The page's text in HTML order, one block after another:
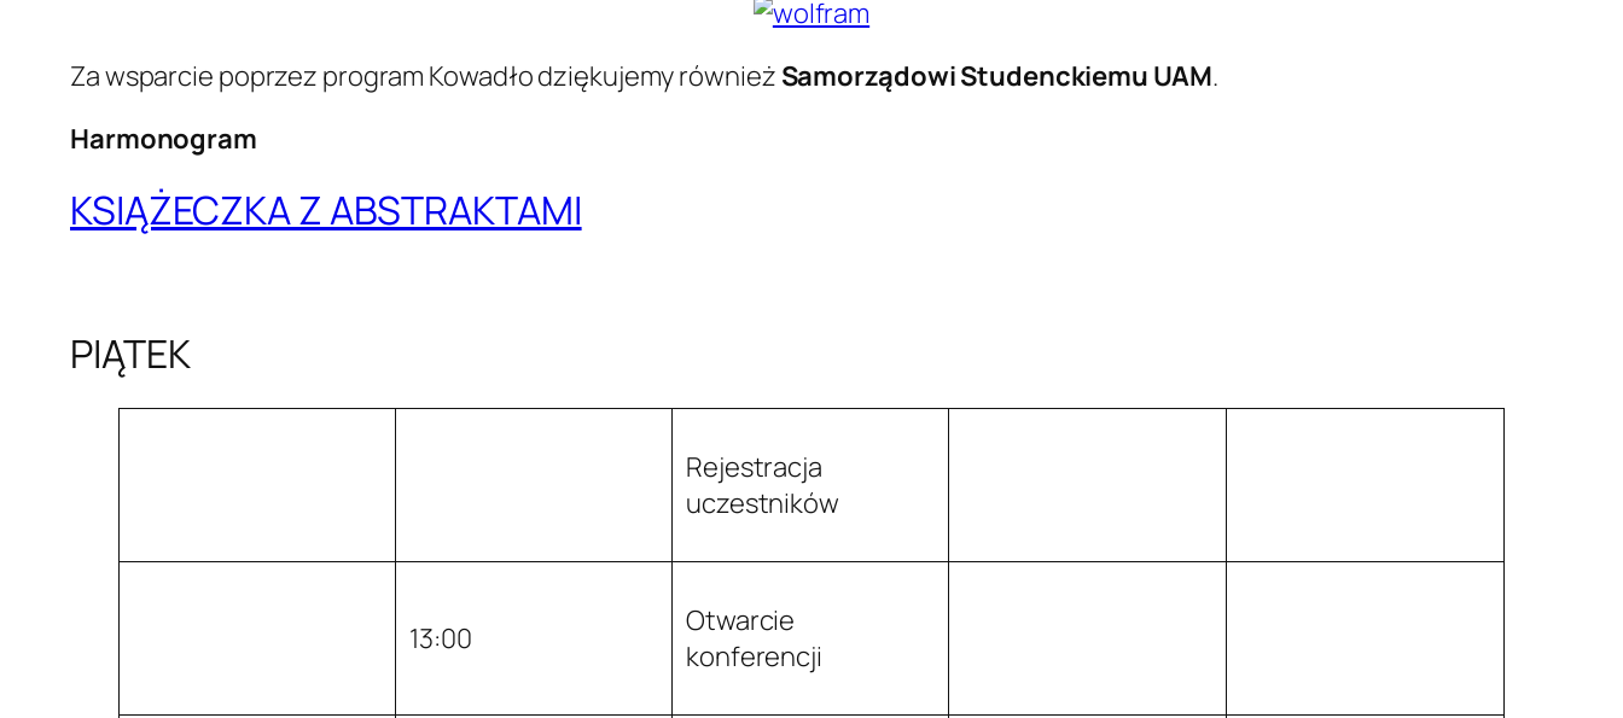
Za wsparcie poprzez program Kowadło dziękujemy również Samorządowi Studenckiemu UAM.
Harmonogram
KSIĄŻECZKA Z ABSTRAKTAMI
PIĄTEK
Rejestracja
uczestników
13:00
Otwarcie
konferencji